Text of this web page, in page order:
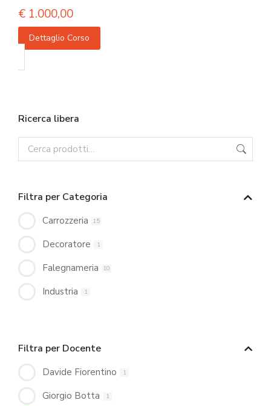
€ 1.000,00
Dettaglio Corso
Ricerca libera
Filtra per Categoria
Carrozzeria 15
Decoratore 1
Falegnameria 10
Industria 1
Filtra per Docente
Davide Fiorentino 1
Giorgio Botta 1